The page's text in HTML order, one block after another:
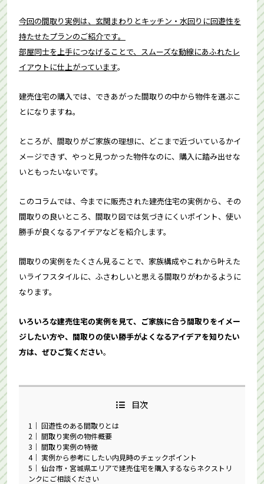
今回の間取り実例は、玄関まわりとキッチン・水回りに回遊性を
持たせたプランのご紹介です。
部屋同士を上手につなげることで、スムーズな動線にあふれたレ
イアウトに仕上がっています。
建売住宅の購入では、できあがった間取りの中から物件を選ぶこ
とになりますね。
ところが、間取りがご家族の理想に、どこまで近づいているかイ
メージできず、やっと見つかった物件なのに、購入に踏み出せな
いともったいないです。
このコラムでは、今までに販売された建売住宅の実例から、その
間取りの良いところ、間取り図では気づきにくいポイント、使い
勝手が良くなるアイデアなどを紹介します。
間取りの実例をたくさん見ることで、家族構成やこれから叶えた
いライフスタイルに、ふさわしいと思える間取りがわかるように
なります。
いろいろな建売住宅の実例を見て、ご家族に合う間取りをイメー
ジしたい方や、間取りの使い勝手がよくなるアイデアを知りたい
方は、ぜひご覧ください。
目次
1
回遊性のある間取りとは
2
間取り実例の物件概要
3
間取り実例の特徴
4
実例から参考にしたい内見時のチェックポイント
5
仙台市・宮城県エリアで建売住宅を購入するならネクストリ
ンクにご相談ください